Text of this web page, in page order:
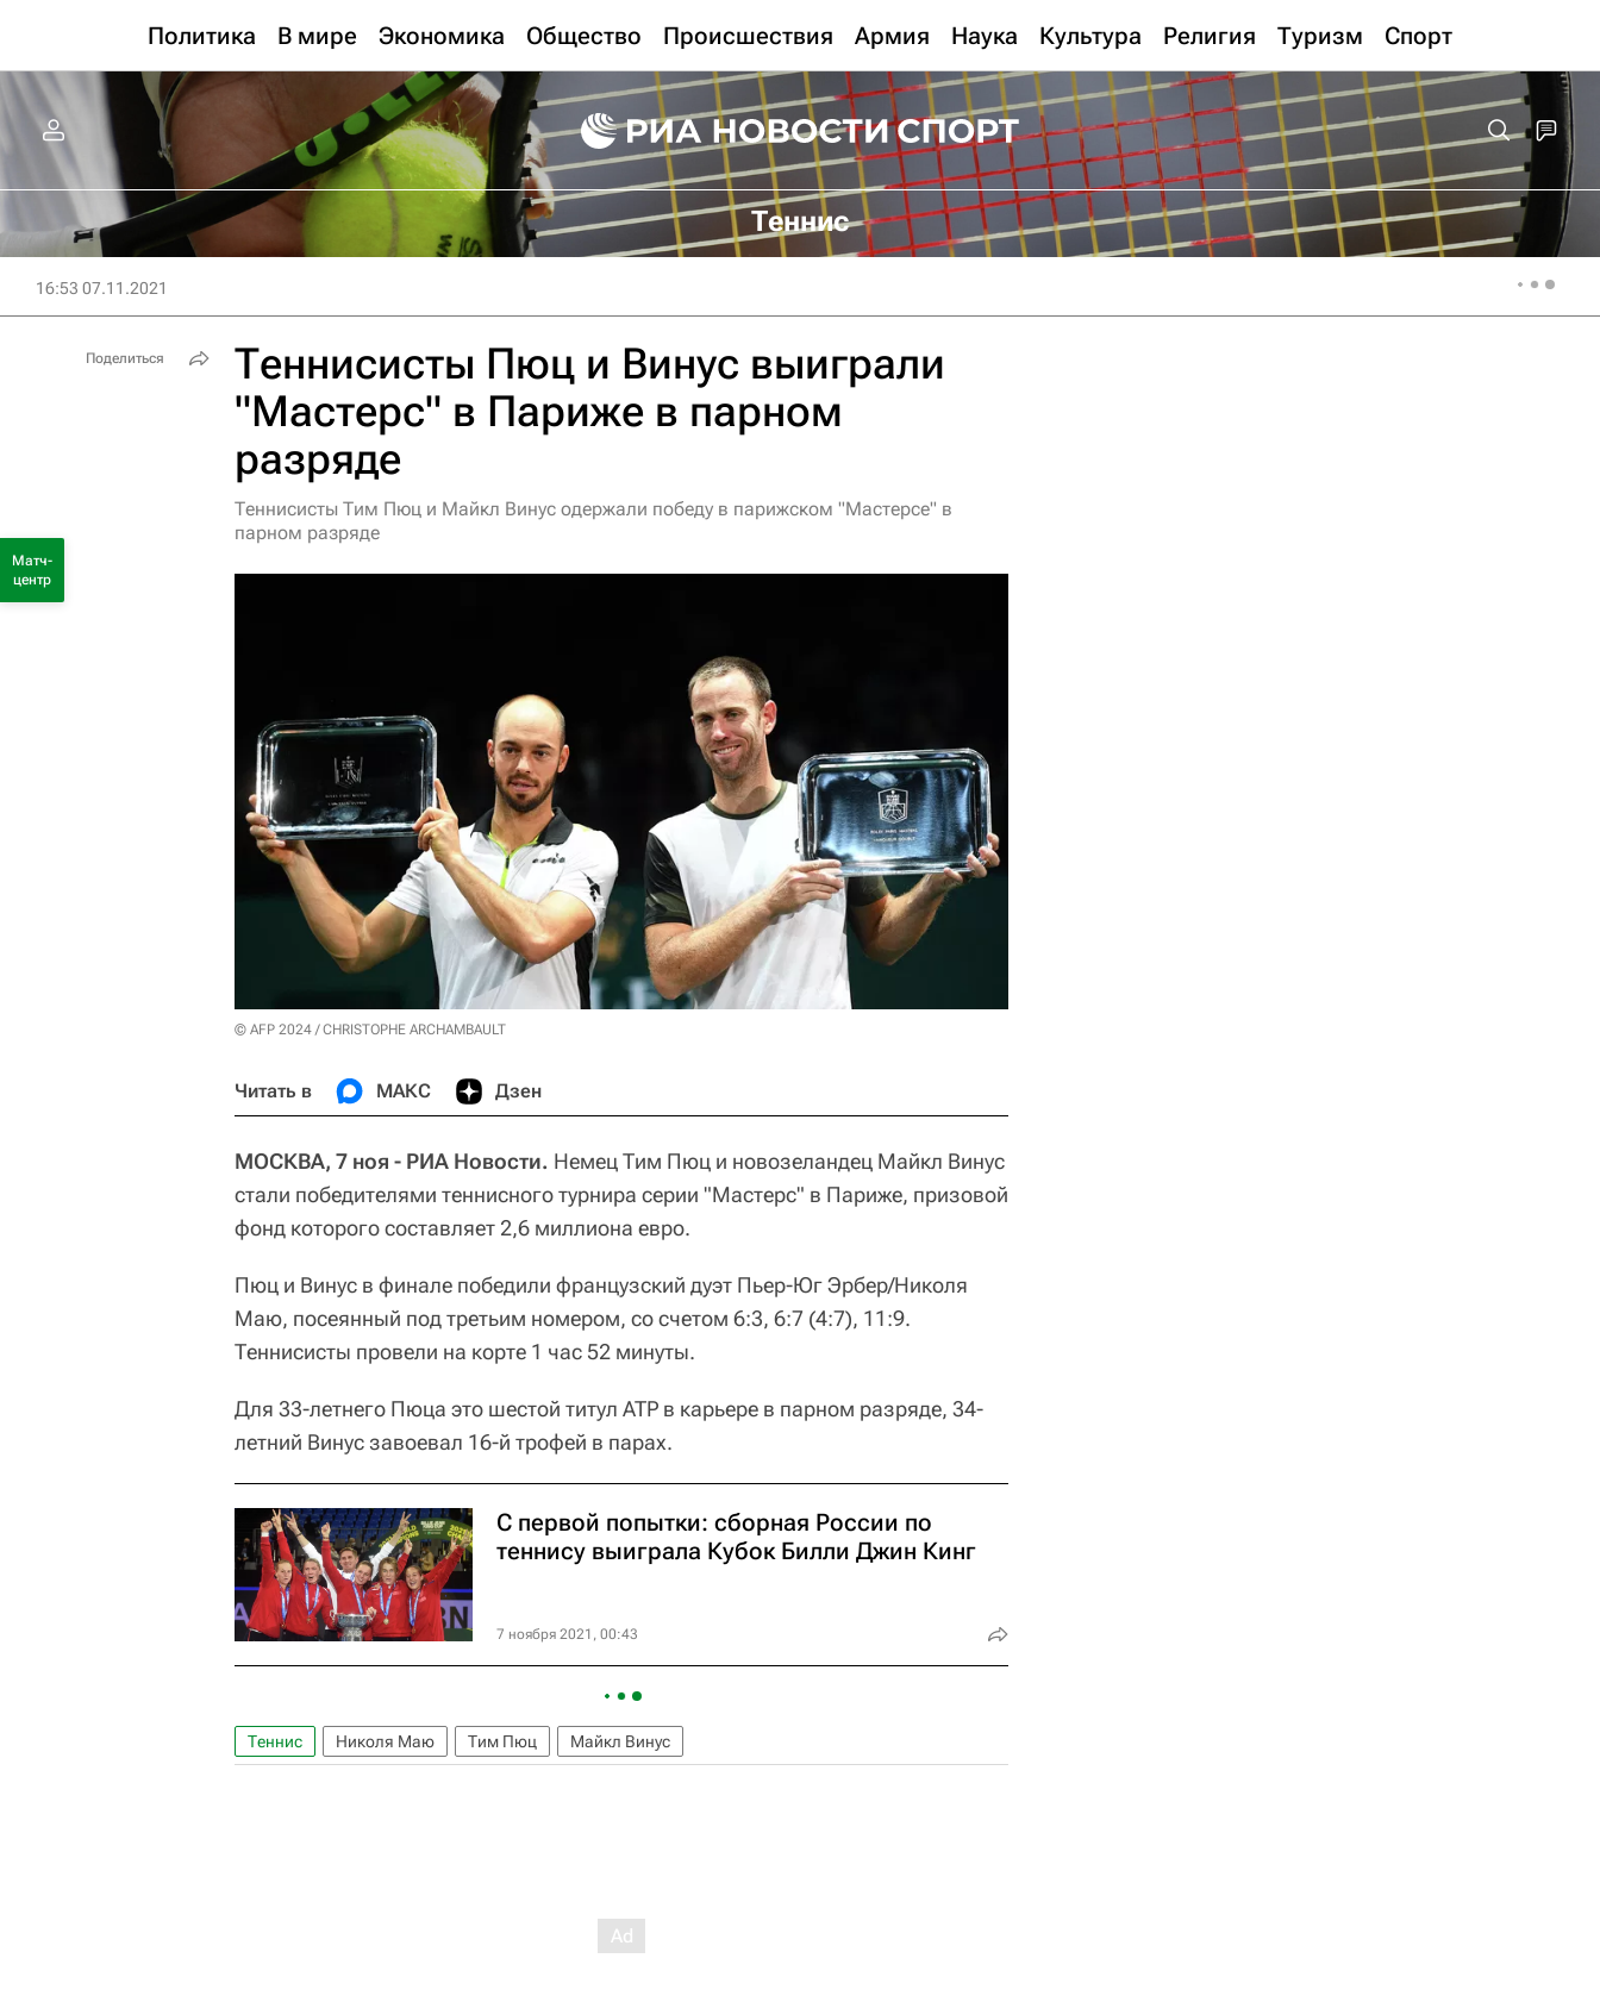
Политика В мире Экономика Общество Происшествия Армия Наука Культура Религия Туризм Спорт
Теннис
16:53 07.11.2021
Теннисисты Пюц и Винус выиграли
"Мастерс" в Париже в парном
разряде
Теннисисты Тим Пюц и Майкл Винус одержали победу в парижском "Мастерсе" в
парном разряде
© AFP 2024 / CHRISTOPHE ARCHAMBAULT
Читать в МАКС Дзен
МОСКВА, 7 ноя - РИА Новости. Немец Тим Пюц и новозеландец Майкл Винус
стали победителями теннисного турнира серии "Мастерс" в Париже, призовой
фонд которого составляет 2,6 миллиона евро.
Пюц и Винус в финале победили французский дуэт Пьер-Юг Эрбер/Николя
Маю, посеянный под третьим номером, со счетом 6:3, 6:7 (4:7), 11:9.
Теннисисты провели на корте 1 час 52 минуты.
Для 33-летнего Пюца это шестой титул ATP в карьере в парном разряде, 34-
летний Винус завоевал 16-й трофей в парах.
С первой попытки: сборная России по
теннису выиграла Кубок Билли Джин Кинг
7 ноября 2021, 00:43
Теннис Николя Маю Тим Пюц Майкл Винус
Поделиться
Матч-
центр